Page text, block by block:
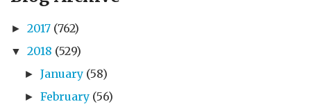
► 2017 (762)
▼ 2018 (529)
►January (58)
►February (56)